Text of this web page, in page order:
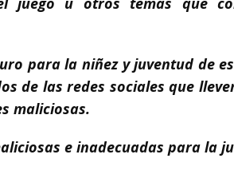
para la niñez y juventud de
de las redes sociales que
maliciosas.
e inadecuadas para la